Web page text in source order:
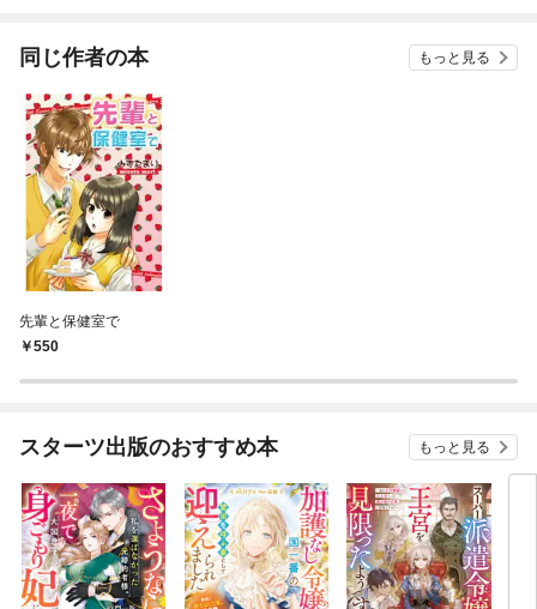
同じ作者の本 もっと見る
先輩と保健室で
550
スターツ出版のおすすめ本 もっと見る